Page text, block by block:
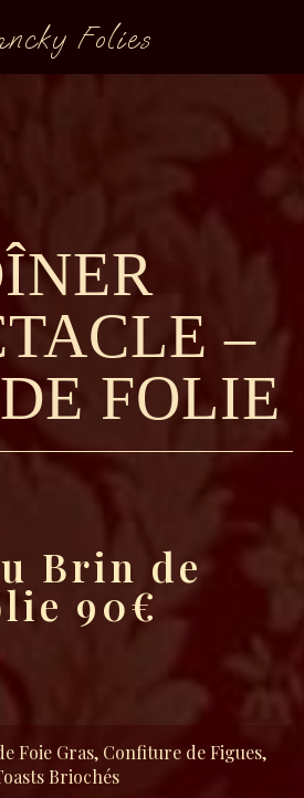
Folies
–
FOLIE
Brin de
90€
Foie Gras, Confiture de Figues,
Briochés